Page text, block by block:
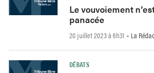
Le vouvoiement
panacée
20 juillet 2023 à 6h31 - La
DÉBATS